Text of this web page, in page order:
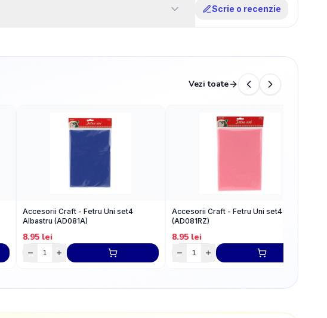
Scrie o recenzie
Vezi toate
Accesorii Craft - Fetru Uni set4
Albastru (AD081A)
8.95 lei
Accesorii Craft - Fetru Uni set4 Roz
(AD081RZ)
8.95 lei